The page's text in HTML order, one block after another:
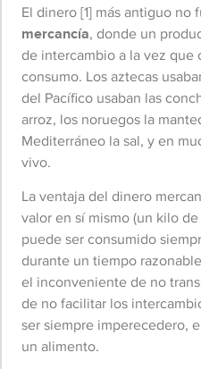
El dinero[1] más antiguo no
mercancía, donde un
de intercambio a la vez
consumo. Los aztecas
del Pacífico usaban las
arroz, los noruegos la
Mediterráneo la sal, y en
vivo.
La ventaja del dinero
valor en sí mismo (un kilo
puede ser consumido
durante un tiempo
el inconveniente de no
de no facilitar los
ser siempre imperecedero,
un alimento.